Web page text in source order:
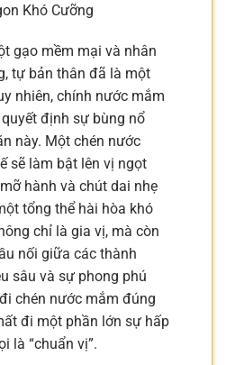
Khó Cưỡng
gạo mềm mại và nhân
tự bản thân đã là một
nhiên, chính nước mắm
định sự bùng nổ
này. Một chén nước
sẽ làm bật lên vị ngọt
hành và chút dai nhẹ
tổng thể hài hòa khó
chỉ là gia vị, mà còn
nối giữa các thành
sâu và sự phong phú
chén nước mắm đúng
đi một phần lớn sự hấp
là “chuẩn vị”.